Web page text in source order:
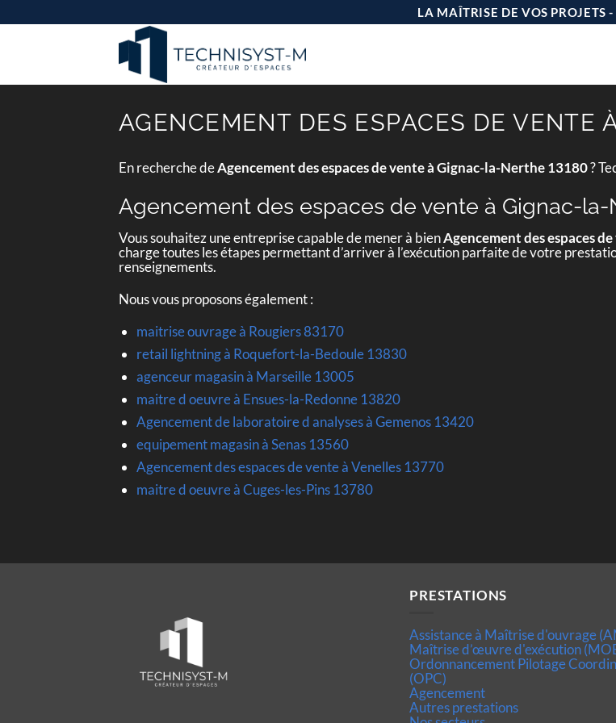
au
LA MAÎTRISE DE VOS PROJETS
AGENCEMENT DES ESPACES DE VENTE
En recherche deAgencement des espaces de vente à Gignac-la-Nerthe 13180?
Agencement des espaces de vente à Gignac-la-
Vous souhaitez une entreprise capable de mener à bienAgencement des espaces
charge toutes les étapes permettant d’arriver à l’exécution parfaite de votre
renseignements.
Nous vous proposons également :
maitrise ouvrage à Rougiers 83170
retail lightning à Roquefort-la-Bedoule 13830
agenceur magasin à Marseille 13005
maitre d oeuvre à Ensues-la-Redonne 13820
Agencement de laboratoire d analyses à Gemenos 13420
equipement magasin à Senas 13560
Agencement des espaces de vente à Venelles 13770
maitre d oeuvre à Cuges-les-Pins 13780
PRESTATIONS
Assistance à Maîtrise d'ouvrage
Maîtrise d’œuvre d'exécution
Ordonnancement Pilotage
(OPC)
Agencement
Autres prestations